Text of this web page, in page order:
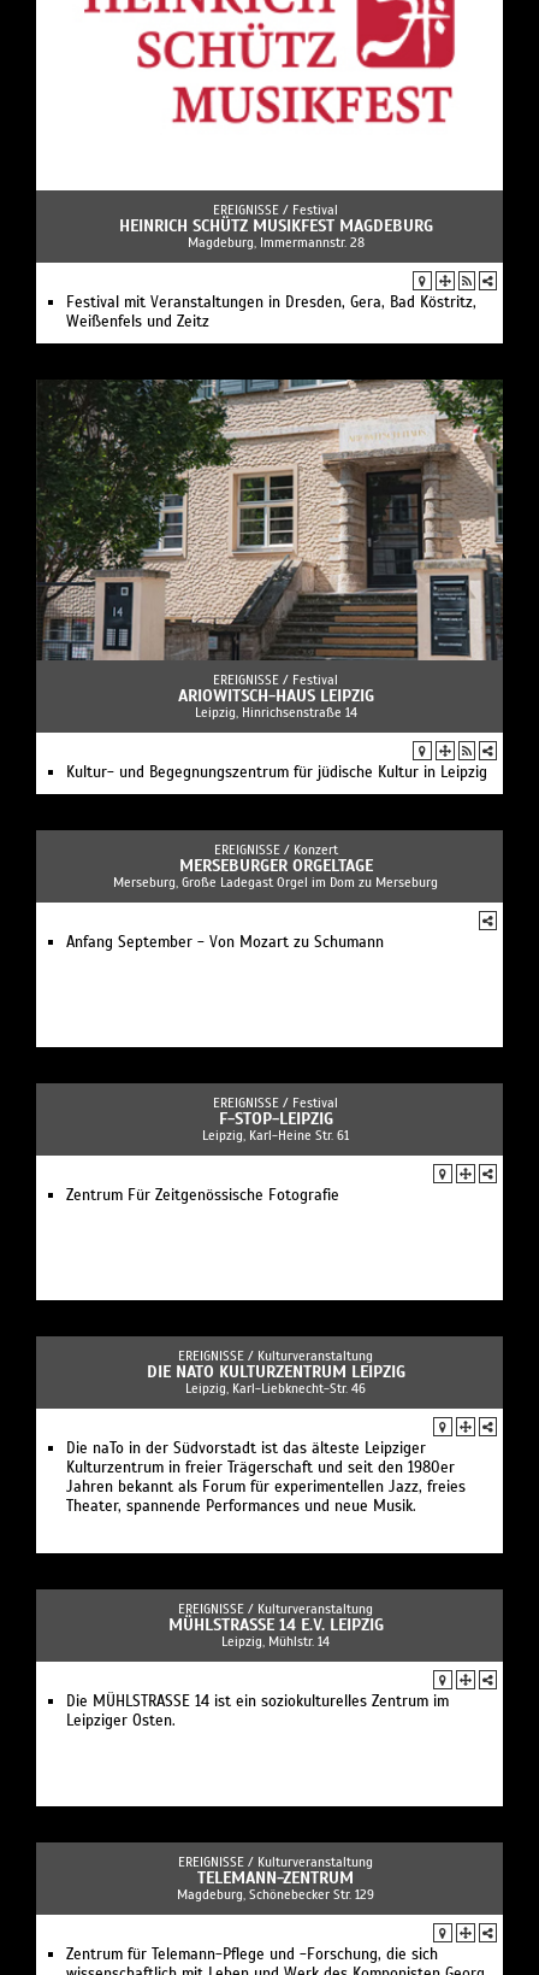
EREIGNISSE / Festival
HEINRICH SCHÜTZ MUSIKFEST MAGDEBURG
Magdeburg, Immermannstr. 28
Festival mit Veranstaltungen in Dresden, Gera, Bad Köstritz,
Weißenfels und Zeitz
EREIGNISSE / Festival
ARIOWITSCH-HAUS LEIPZIG
Leipzig, Hinrichsenstraße 14
Kultur- und Begegnungszentrum für jüdische Kultur in Leipzig
EREIGNISSE / Konzert
MERSEBURGER ORGELTAGE
Merseburg, Große Ladegast Orgel im Dom zu Merseburg
Anfang September - Von Mozart zu Schumann
EREIGNISSE / Festival
F-STOP-LEIPZIG
Leipzig, Karl-Heine Str. 61
Zentrum Für Zeitgenössische Fotografie
EREIGNISSE / Kulturveranstaltung
DIE NATO KULTURZENTRUM LEIPZIG
Leipzig, Karl-Liebknecht-Str. 46
Die naTo in der Südvorstadt ist das älteste Leipziger
Kulturzentrum in freier Trägerschaft und seit den 1980er
Jahren bekannt als Forum für experimentellen Jazz, freies
Theater, spannende Performances und neue Musik.
EREIGNISSE / Kulturveranstaltung
MÜHLSTRASSE 14 E.V. LEIPZIG
Leipzig, Mühlstr. 14
Die MÜHLSTRASSE 14 ist ein soziokulturelles Zentrum im
Leipziger Osten.
EREIGNISSE / Kulturveranstaltung
TELEMANN-ZENTRUM
Magdeburg, Schönebecker Str. 129
Zentrum für Telemann-Pflege und -Forschung, die sich